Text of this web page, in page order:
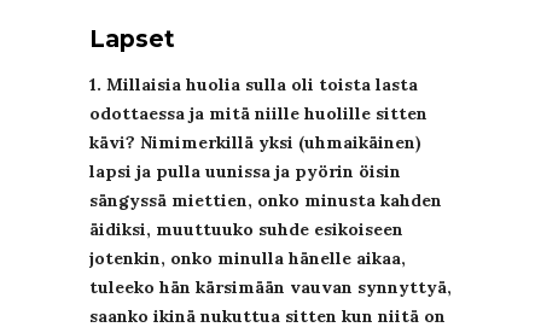
Lapset
1. Millaisia huolia sulla oli toista lasta
odottaessa ja mitä niille huolille sitten
kävi? Nimimerkillä yksi (uhmaikäinen)
lapsi ja pulla uunissa ja pyörin öisin
sängyssä miettien, onko minusta kahden
äidiksi, muuttuuko suhde esikoiseen
jotenkin, onko minulla hänelle aikaa,
tuleeko hän kärsimään vauvan synnyttyä,
saanko ikinä nukuttua sitten kun niitä on